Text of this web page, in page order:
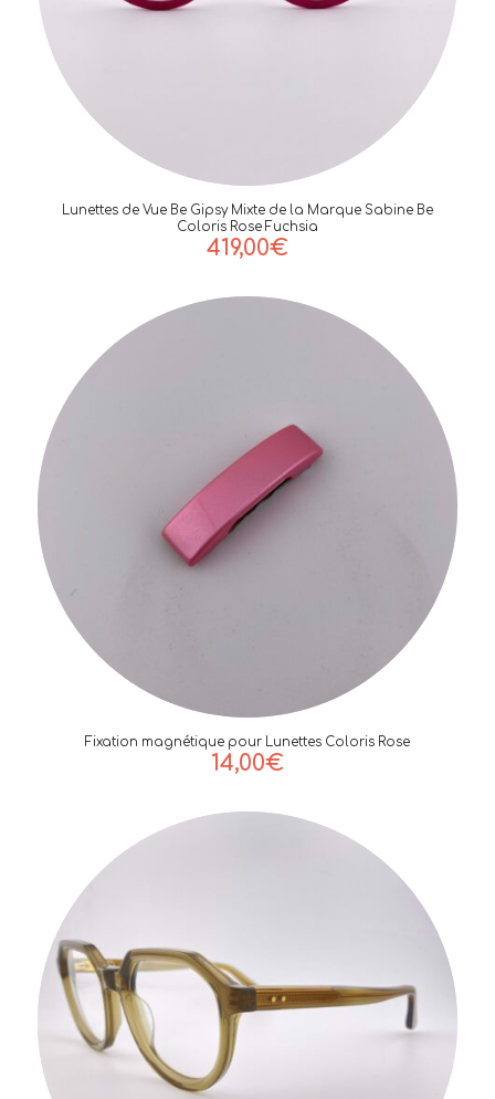
Lunettes de Vue Be Gipsy Mixte de la Marque Sabine Be
Coloris Rose Fuchsia
419,00€
Fixation magnétique pour Lunettes Coloris Rose
14,00€